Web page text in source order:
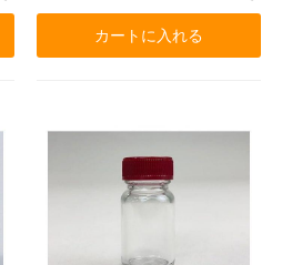
カートに入れる